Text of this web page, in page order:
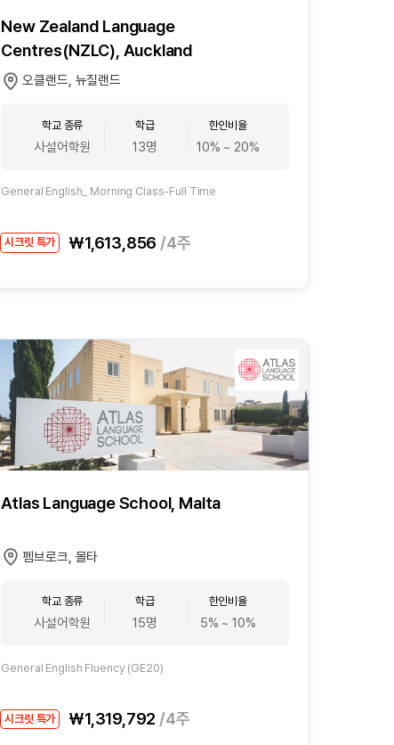
New Zealand Language
Centres(NZLC), Auckland
오클랜드, 뉴질랜드
학교 종류
사설어학원
학급
13명
한인비율
10% ~ 20%
General English_ Morning Class-Full Time
시크릿 특가 ₩1,613,856 /4주
Atlas Language School, Malta
펨브로크, 몰타
학교 종류
사설어학원
학급
15명
한인비율
5% ~ 10%
General English Fluency (GE20)
시크릿 특가 ₩1,319,792 /4주